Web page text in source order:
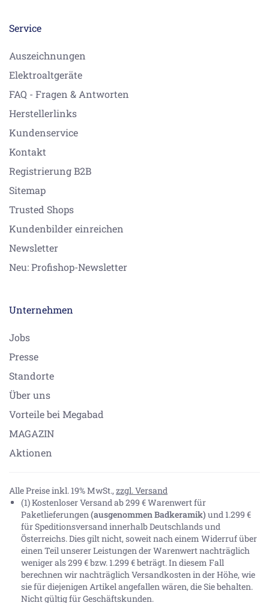
Service
Auszeichnungen
Elektroaltgeräte
FAQ - Fragen & Antworten
Herstellerlinks
Kundenservice
Kontakt
Registrierung B2B
Sitemap
Trusted Shops
Kundenbilder einreichen
Newsletter
Neu: Profishop-Newsletter
Unternehmen
Jobs
Presse
Standorte
Über uns
Vorteile bei Megabad
MAGAZIN
Aktionen
Alle Preise inkl. 19% MwSt., zzgl. Versand
(1) Kostenloser Versand ab 299 € Warenwert für
Paketlieferungen(ausgenommen Badkeramik) und 1.299 €
für Speditionsversand innerhalb Deutschlands und
Österreichs. Dies gilt nicht, soweit nach einem Widerruf über
einen Teil unserer Leistungen der Warenwert nachträglich
weniger als 299 € bzw. 1.299 € beträgt. In diesem Fall
berechnen wir nachträglich Versandkosten in der Höhe, wie
sie für diejenigen Artikel angefallen wären, die Sie behalten.
Nicht gültig für Geschäftskunden.